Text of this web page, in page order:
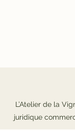
L’Atelier de la
juridique